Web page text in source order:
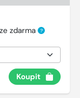
zdarma ?
Koupit